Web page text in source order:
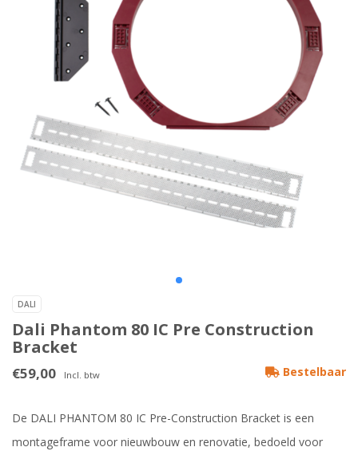
DALI
Dali Phantom 80 IC Pre Construction
Bracket
€59,00 Incl. btw Bestelbaar
De DALI PHANTOM 80 IC Pre-Construction Bracket is een
montageframe voor nieuwbouw en renovatie, bedoeld voor